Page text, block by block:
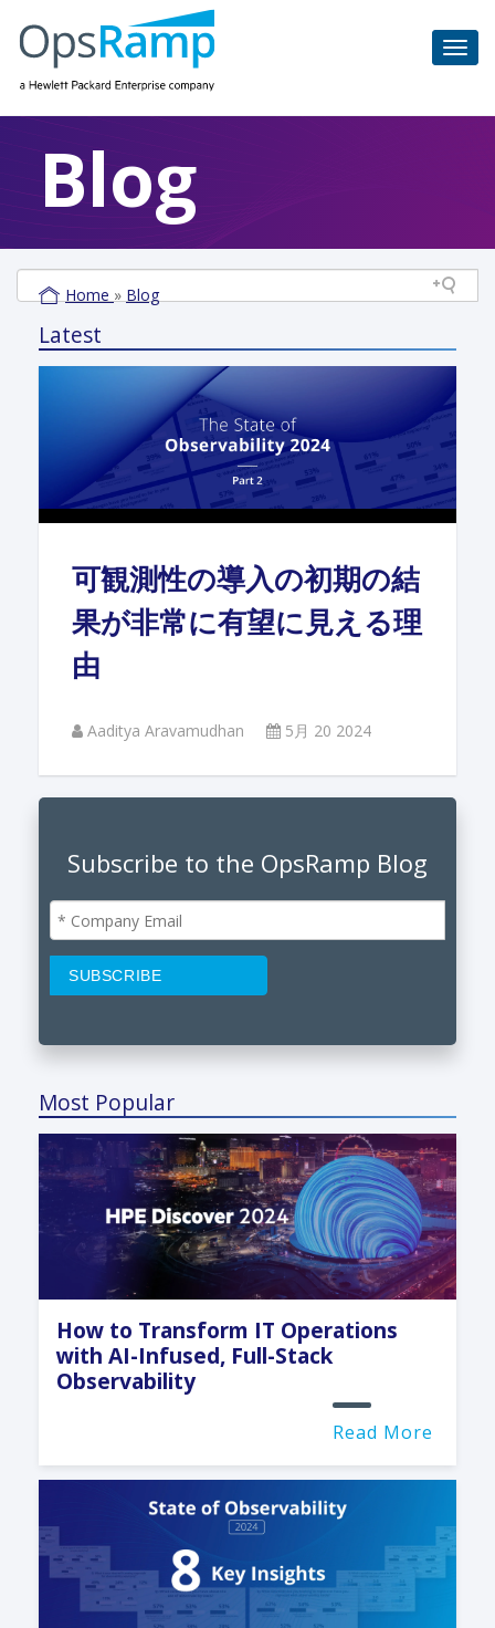
Blog
Home » Blog
Latest
可観測性の導入の初期の結
果が非常に有望に見える理
由
Aaditya Aravamudhan 5月 20 2024
Subscribe to the OpsRamp Blog
Most Popular
How to Transform IT Operations
with AI-Infused, Full-Stack
Observability
Read More